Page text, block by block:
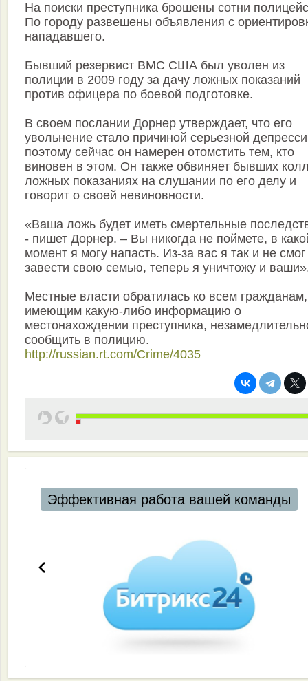
На поиски преступника брошены сотни
По городу развешены объявления с
нападавшего.
Бывший резервист ВМС США был уволен из
полиции в 2009 году за дачу ложных показаний
против офицера по боевой подготовке.
В своем послании Дорнер утверждает, что его
увольнение стало причиной серьезной
поэтому сейчас он намерен отомстить тем, кто
виновен в этом. Он также обвиняет бывших
ложных показаниях на слушании по его делу и
говорит о своей невиновности.
«Ваша ложь будет иметь смертельные
- пишет Дорнер. – Вы никогда не поймете, в
момент я могу напасть. Из-за вас я так и не смог
завести свою семью, теперь я уничтожу и
Местные власти обратилась ко всем гражданам,
имеющим какую-либо информацию о
местонахождении преступника,
сообщить в полицию.
http://russian.rt.com/Crime/4035
Эффективная работа вашей команды